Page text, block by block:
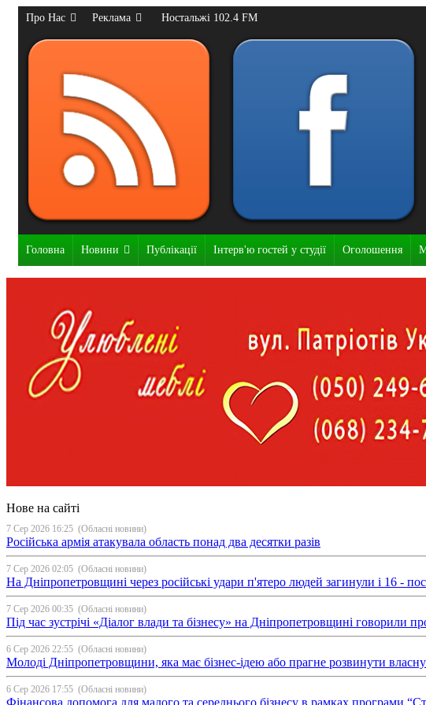
Про Нас Реклама Ностальжі 102.4 FM
Головна Новини Публікації Інтерв'ю гостей у студії Оголошення
Нове на сайті
7 Сер 2026 16:25 (Обласні новини)
Російська армія атакувала область понад два десятки разів
7 Сер 2026 02:05 (Обласні новини)
На Дніпропетровщині через російські удари п'ятеро людей загинули і 16 -
7 Сер 2026 00:35 (Обласні новини)
Під час зустрічі «Діалог влади та бізнесу» на Дніпропетровщині говорили
6 Сер 2026 22:55 (Обласні новини)
Молоді Дніпропетровщини, яка має бізнес-ідею або прагне розвинути
6 Сер 2026 17:55 (Обласні новини)
Фінансова допомога для малого та середнього бізнесу в рамках програми